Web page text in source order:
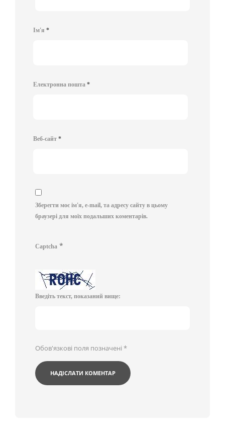
Ім'я *
Електронна пошта *
Веб-сайт *
Зберегти моє ім'я, e-mail, та адресу сайту в цьому
браузері для моїх подальших коментарів.
Captcha *
Введіть текст, показаний вище:
Обов'язкові поля позначені *